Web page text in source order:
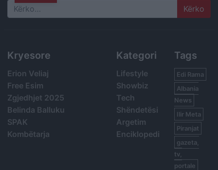
Search
Kryesore
Erion Veliaj
Free Esim
Zgjedhjet 2025
Belinda Balluku
SPAK
Kombëtarja
Kategori
Lifestyle
Showbiz
Tech
Shëndetësi
Argetim
Enciklopedi
Tags
Edi Rama
Albania
News
Ilir Meta
Piranjat
gazeta,
tv,
portale